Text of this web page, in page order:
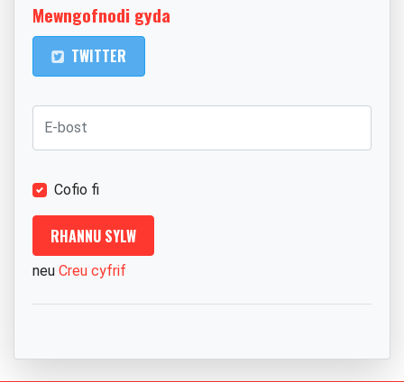
Mewngofnodi gyda
TWITTER
Cofio fi
neu Creu cyfrif